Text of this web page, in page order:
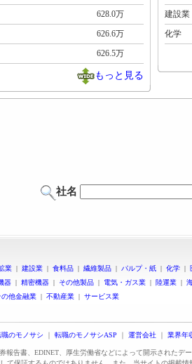
628.0万
626.6万
626.5万
もっと見る
建設業
化学
社名
業 | 建設業 | 食料品 | 繊維製品 | パルプ・紙 | 化学 |
器 | 精密機器 | その他製品 | 電気・ガス業 | 陸運業 |
の他金融業 | 不動産業 | サービス業
職のモノサシ ｜ 転職のモノサシASP ｜ 運営会社 ｜ 業界年
報告書、EDINET、厚生労働省などによって開示された